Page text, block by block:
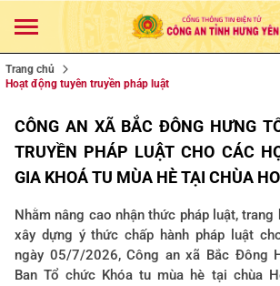
Trang chủ
Hoạt động tuyên truyền pháp luật
CÔNG AN XÃ BẮC ĐÔNG HƯNG
TRUYỀN PHÁP LUẬT CHO CÁC
GIA KHOÁ TU MÙA HÈ TẠI CHÙA
Nhằm nâng cao nhận thức pháp luật,
xây dựng ý thức chấp hành pháp luật
ngày 05/7/2026, Công an xã Bắc Đông
Ban Tổ chức Khóa tu mùa hè tại chùa